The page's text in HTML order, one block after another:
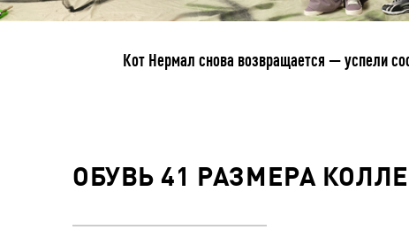
Кот Нермал снова возвращается — успели
ОБУВЬ 41 РАЗМЕРА